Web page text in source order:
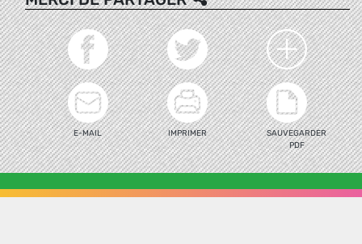
E-MAIL IMPRIMER
SAUVEGARDER
PDF